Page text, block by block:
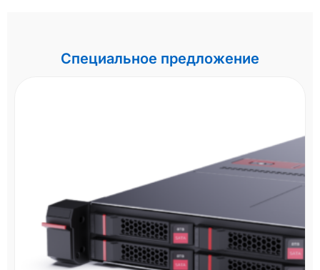
Специальное предложение